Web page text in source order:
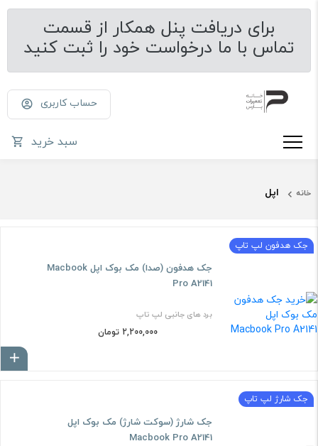
برای دریافت پنل همکار از قسمت
تماس با ما درخواست خود را ثبت کنید
حساب کاربری
سبد خرید
خانه اپل
جک هدفون لپ تاپ
جک هدفون (صدا) مک بوک اپل Macbook
Pro A2141
برد های جانبی لپ تاپ
2,200,000 تومان
جک شارژ لپ تاپ
جک شارژ (سوکت شارژ) مک بوک اپل
Macbook Pro A2141